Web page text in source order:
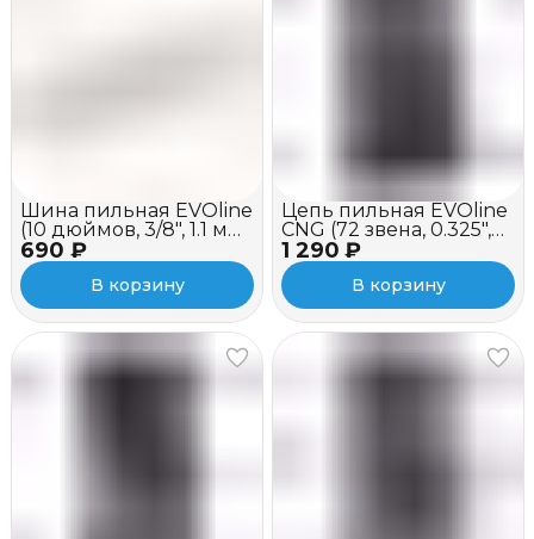
690 ₽
Шина пильная EVOline
(10 дюймов, 3/8", 1.1 мм,
хвостовик A318)
В корзину
1 290 ₽
Цепь пильная EVOline
CNG (72 звена, 0.325",
1.3 мм, 18")
В корзину